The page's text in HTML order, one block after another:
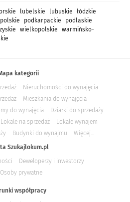
lubelskie lubuskie
łódzkie
podkarpackie
podlaskie
wielkopolskie
warmińsko-
kategorii
Nieruchomości do wynajęcia
Mieszkania do wynajęcia
do wynajęcia
Działki do sprzedaży
Lokale na sprzedaż
Lokale wynajem
Budynki do wynajmu
Więcej...
Szukajlokum.pl
Deweloperzy i inwestorzy
Osoby prywatne
współpracy